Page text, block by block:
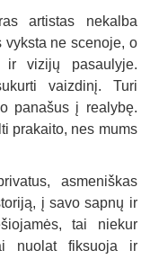
artistas nekalba
vyksta ne scenoje, o
ir vizijų pasaulyje.
vaizdinį. Turi
panašus į realybę.
prakaito, nes mums
asmeniškas
į savo sapnų ir
tai niekur
nuolat fiksuoja ir